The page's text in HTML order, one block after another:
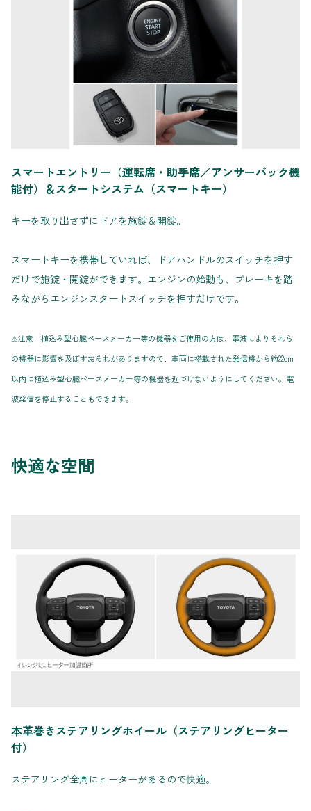
スマートエントリー（運転席・助手席／アンサーバック機
能付）＆スタートシステム（スマートキー）
キーを取り出さずにドアを施錠＆開錠。
スマートキーを携帯していれば、ドアハンドルのスイッチを押す
だけで施錠・開錠ができます。エンジンの始動も、ブレーキを踏
みながらエンジンスタートスイッチを押すだけです。
⚠注意：植込み型心臓ペースメーカー等の機器をご使用の方は、電波によりそれら
の機器に影響を及ぼすおそれがありますので、車両に搭載された発信機から約22cm
以内に植込み型心臓ペースメーカー等の機器を近づけないようにしてください。電
波発信を停止することもできます。
快適な空間
本革巻きステアリングホイール（ステアリングヒーター
付）
ステアリング全周にヒーターがあるので快適。